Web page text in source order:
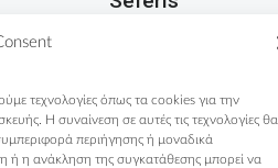
τεχνολογίες όπως τα cookies για την
Η συναίνεση σε αυτές τις τεχνολογίες θα
περιήγησης ή μοναδικά
ή η ανάκληση της συγκατάθεσης μπορεί να